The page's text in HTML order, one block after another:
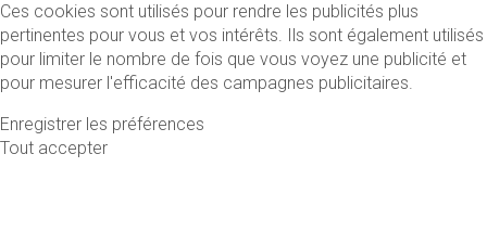
Ces cookies sont utilisés pour rendre les publicités plus
pertinentes pour vous et vos intérêts. Ils sont également utilisés
pour limiter le nombre de fois que vous voyez une publicité et
pour mesurer l'efficacité des campagnes publicitaires.
Enregistrer les préférences
Tout accepter